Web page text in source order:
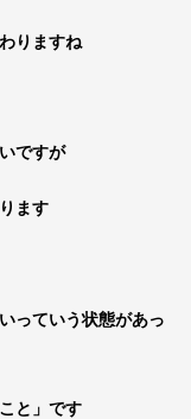
りますね
ですが
ます
っていう状態があっ
と」です